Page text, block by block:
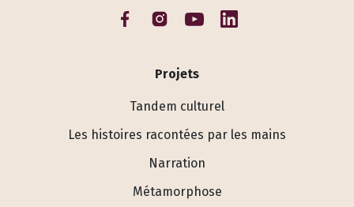
Projets
Tandem culturel
Les histoires racontées par les mains
Narration
Métamorphose